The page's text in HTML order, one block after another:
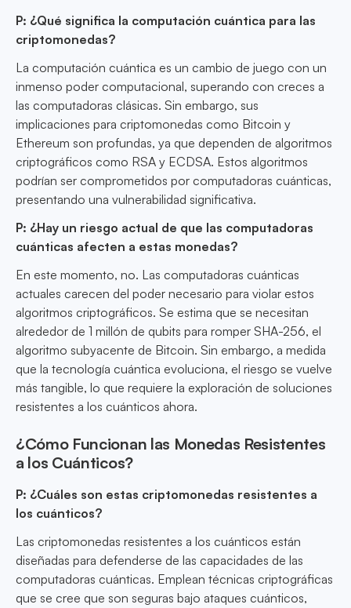
P: ¿Qué significa la computación cuántica para las
criptomonedas?
La computación cuántica es un cambio de juego con un
inmenso poder computacional, superando con creces a
las computadoras clásicas. Sin embargo, sus
implicaciones para criptomonedas como Bitcoin y
Ethereum son profundas, ya que dependen de algoritmos
criptográficos como RSA y ECDSA. Estos algoritmos
podrían ser comprometidos por computadoras cuánticas,
presentando una vulnerabilidad significativa.
P: ¿Hay un riesgo actual de que las computadoras
cuánticas afecten a estas monedas?
En este momento, no. Las computadoras cuánticas
actuales carecen del poder necesario para violar estos
algoritmos criptográficos. Se estima que se necesitan
alrededor de 1 millón de qubits para romper SHA-256, el
algoritmo subyacente de Bitcoin. Sin embargo, a medida
que la tecnología cuántica evoluciona, el riesgo se vuelve
más tangible, lo que requiere la exploración de soluciones
resistentes a los cuánticos ahora.
¿Cómo Funcionan las Monedas Resistentes
a los Cuánticos?
P: ¿Cuáles son estas criptomonedas resistentes a
los cuánticos?
Las criptomonedas resistentes a los cuánticos están
diseñadas para defenderse de las capacidades de las
computadoras cuánticas. Emplean técnicas criptográficas
que se cree que son seguras bajo ataques cuánticos,